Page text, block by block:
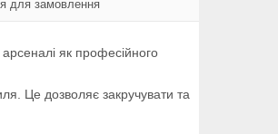
для замовлення
як професійного
Це дозволяє закручувати та